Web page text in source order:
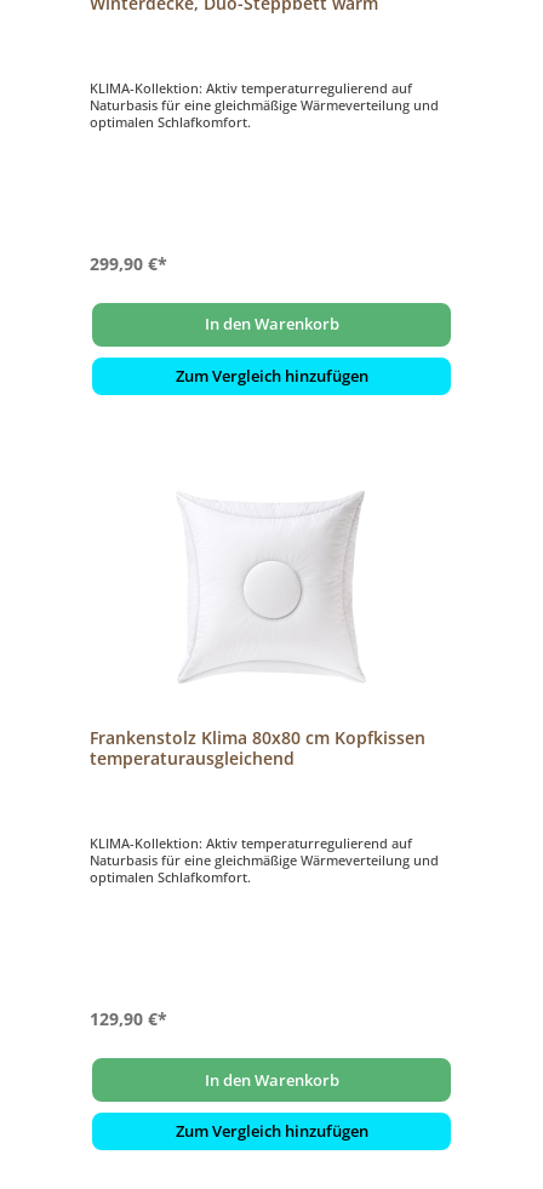
KLIMA-Kollektion: Aktiv temperaturregulierend auf
Naturbasis für eine gleichmäßige Wärmeverteilung und
optimalen Schlafkomfort.
299,90 €*
In den Warenkorb
Zum Vergleich hinzufügen
Frankenstolz Klima 80x80 cm Kopfkissen
temperaturausgleichend
KLIMA-Kollektion: Aktiv temperaturregulierend auf
Naturbasis für eine gleichmäßige Wärmeverteilung und
optimalen Schlafkomfort.
129,90 €*
In den Warenkorb
Zum Vergleich hinzufügen